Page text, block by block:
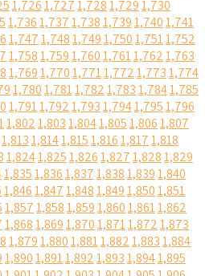
1,7261,7271,7281,7291,730
1,7361,7371,7381,7391,7401,741
1,7471,7481,7491,7501,7511,752
1,7581,7591,7601,7611,7621,763
1,7691,7701,7711,7721,7731,774
1,7801,7811,7821,7831,7841,785
1,7911,7921,7931,7941,7951,796
1,8021,8031,8041,8051,8061,807
1,8131,8141,8151,8161,8171,818
1,8241,8251,8261,8271,8281,829
1,8351,8361,8371,8381,8391,840
1,8461,8471,8481,8491,8501,851
1,8571,8581,8591,8601,8611,862
1,8681,8691,8701,8711,8721,873
1,8791,8801,8811,8821,8831,884
1,8901,8911,8921,8931,8941,895